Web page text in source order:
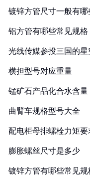
镀锌方管尺寸一般有哪
铝方管有哪些常见规格
光线传媒参投三国的星
横担型号对应重量
锰矿石产品化合水含量
曲臂车规格型号大全
配电柜母排螺栓力矩
膨胀螺丝尺寸是多少
镀锌方管有哪些常见规